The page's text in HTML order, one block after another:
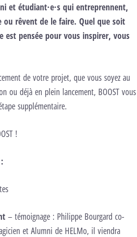
et étudiant·e·s qui entreprennent,
rêvent de le faire. Quel que soit
est pensée pour vous inspirer, vous
de votre projet, que vous soyez au
ou déjà en plein lancement, BOOST vous
supplémentaire.
!
– témoignage : Philippe Bourgard co-
et Alumni de HELMo, il viendra